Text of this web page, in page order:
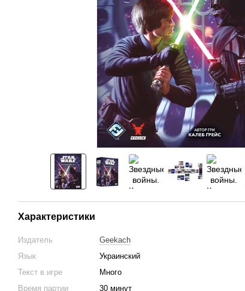
Характеристики
Издатель
Geekach
Язык
Украинский
Текст в игре
Много
Время партии
30 минут